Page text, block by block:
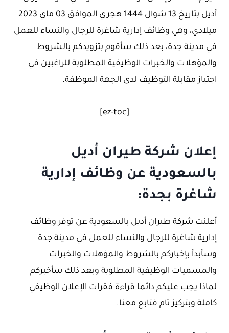
أديل بتاريخ 13 شوال 1444 هجري الموافق 03 ماي 2023
ميلادي، وهي وظائف إدارية شاغرة للرجال والنساء للعمل
في مدينة جدة، بعد ذلك سأقوم بتزويدكم بالشروط
والمؤهلات والخبرات الوظيفية المطلوبة للراغبين في
اجتياز مقابلة التوظيف لدى الجهة الموظفة.
[ez-toc]
إعلان شركة طيران أديل
بالسعودية عن وظائف إدارية
شاغرة بجدة:
أعلنت شركة طيران أديل بالسعودية عن توفر وظائف
إدارية شاغرة للرجال والنساء للعمل في مدينة جدة
وسأبدأ بإخباركم بالشروط والمؤهلات والخبرات
والمسميات الوظيفية المطلوبة وبعد ذلك سأخبركم
لماذا يجب عليكم دائما قراءة فقرات الإعلان الوظيفي
كاملة وبتركيز تام فتابع معنا.